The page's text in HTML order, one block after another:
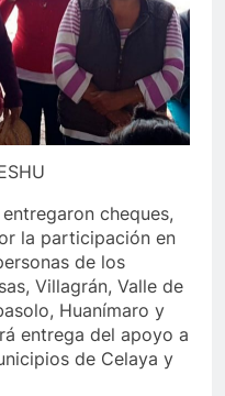
cheques,
la participación en
de los
Villagrán, Valle de
Huanímaro y
entrega del apoyo a
de Celaya y